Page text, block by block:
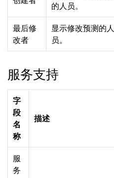
的人员。
最后修
改者
显示修改预测的人
员。
服务支持
字
段
名
称
描述
服
务